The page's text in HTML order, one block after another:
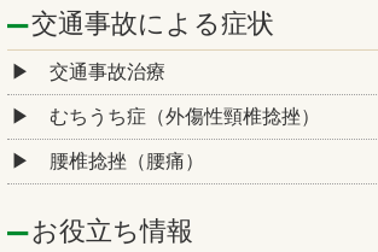
交通事故による症状
交通事故治療
むちうち症（外傷性頸椎捻挫）
腰椎捻挫（腰痛）
お役立ち情報